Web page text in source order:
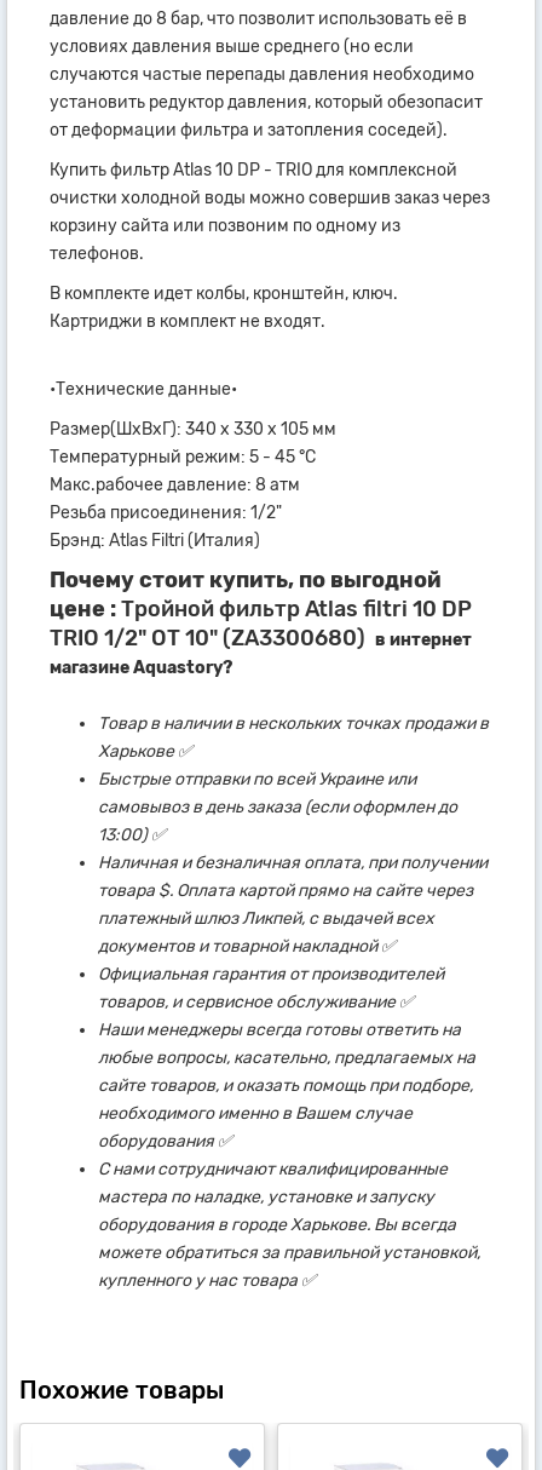
давление до 8 бар, что позволит использовать её в
условиях давления выше среднего (но если
случаются частые перепады давления необходимо
установить редуктор давления, который обезопасит
от деформации фильтра и затопления соседей).
Купить фильтр Atlas 10 DP - TRIO для комплексной
очистки холодной воды можно совершив заказ через
корзину сайта или позвоним по одному из
телефонов.
В комплекте идет колбы, кронштейн, ключ.
Картриджи в комплект не входят.
•Технические данные•
Размер(ШхВхГ): 340 х 330 х 105 мм
Температурный режим: 5 - 45 °C
Макс.рабочее давление: 8 атм
Резьба присоединения: 1/2"
Брэнд: Atlas Filtri (Италия)
Почему стоит купить, по выгодной
цене :Тройной фильтр Atlas filtri 10 DP
TRIO 1/2" OT 10" (ZA3300680) в интернет
магазине Aquastory?
Товар в наличии в нескольких точках продажи в
Харькове ✅
Быстрые отправки по всей Украине или
самовывоз в день заказа (если оформлен до
13:00) ✅
Наличная и безналичная оплата, при получении
товара $. Оплата картой прямо на сайте через
платежный шлюз Ликпей, с выдачей всех
документов и товарной накладной ✅
Официальная гарантия от производителей
товаров, и сервисное обслуживание ✅
Наши менеджеры всегда готовы ответить на
любые вопросы, касательно, предлагаемых на
сайте товаров, и оказать помощь при подборе,
необходимого именно в Вашем случае
оборудования ✅
С нами сотрудничают квалифицированные
мастера по наладке, установке и запуску
оборудования в городе Харькове. Вы всегда
можете обратиться за правильной установкой,
купленного у нас товара ✅
Похожие товары